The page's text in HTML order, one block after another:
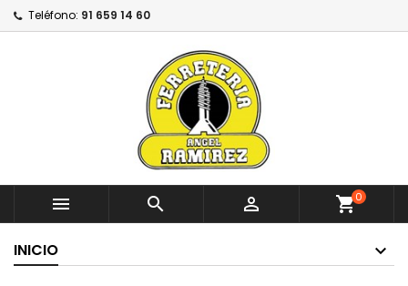
Teléfono: 91 659 14 60
   shopping_cart0
INICIO